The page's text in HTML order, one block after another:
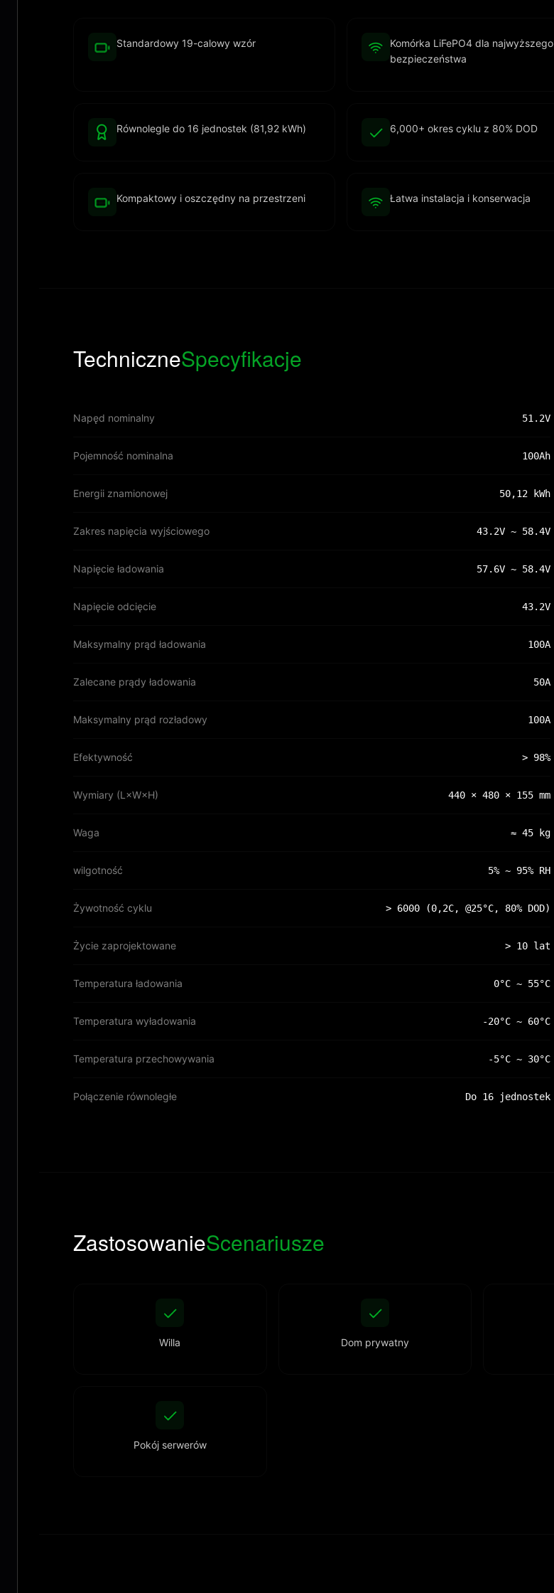
Standardowy 19-calowy wzór
Komórka LiFePO4 dla najwyższego
bezpieczeństwa
Równolegle do 16 jednostek (81,92 kWh) 6,000+ okres cyklu z 80% DOD
Kompaktowy i oszczędny na przestrzeni Łatwa instalacja i konserwacja
TechniczneSpecyfikacje
Napęd nominalny 51.2V
Pojemność nominalna 100Ah
Energii znamionowej 50,12 kWh
Zakres napięcia wyjściowego 43.2V ~ 58.4V
Napięcie ładowania 57.6V ~ 58.4V
Napięcie odcięcie 43.2V
Maksymalny prąd ładowania 100A
Zalecane prądy ładowania 50A
Maksymalny prąd rozładowy 100A
Efektywność > 98%
Wymiary (L×W×H) 440 × 480 × 155 mm
Waga ≈ 45 kg
wilgotność 5% ~ 95% RH
Żywotność cyklu > 6000 (0,2C, @25°C, 80% DOD)
Życie zaprojektowane > 10 lat
Temperatura ładowania 0°C ~ 55°C
Temperatura wyładowania -20°C ~ 60°C
Temperatura przechowywania -5°C ~ 30°C
Połączenie równoległe Do 16 jednostek
ZastosowanieScenariusze
Willa Dom prywatny
Pokój serwerów